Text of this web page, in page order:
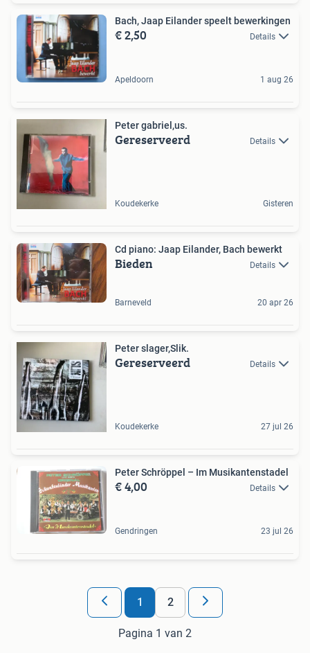
Bach, Jaap Eilander speelt bewerkingen
€ 2,50 Details
Apeldoorn 1 aug 26
Peter gabriel,us.
Gereserveerd Details
Koudekerke Gisteren
Cd piano: Jaap Eilander, Bach bewerkt
Bieden Details
Barneveld 20 apr 26
Peter slager,Slik.
Gereserveerd Details
Koudekerke 27 jul 26
Peter Schröppel – Im Musikantenstadel
€ 4,00 Details
Gendringen 23 jul 26
1 2
Pagina 1 van 2